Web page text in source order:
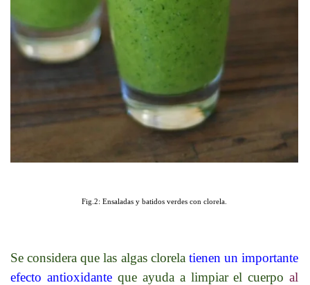
Fig.2: Ensaladas y batidos verdes con clorela.
Se considera que las algas clorela tienen un importante
efecto antioxidanteque ayuda a limpiar el cuerpoal